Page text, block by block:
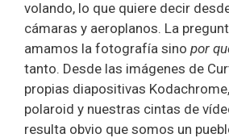
volando, lo que quiere decir
cámaras y aeroplanos. La
amamos la fotografía sino por
tanto. Desde las imágenes de
propias diapositivas
polaroid y nuestras cintas de
resulta obvio que somos un